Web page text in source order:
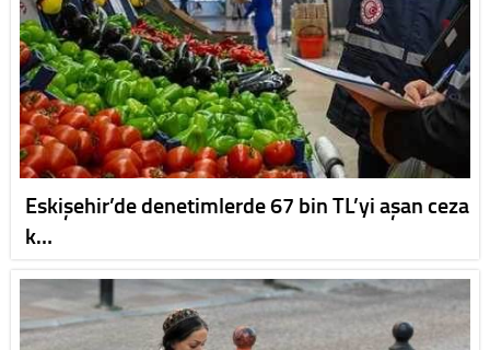
Eskişehir’de denetimlerde 67 bin TL’yi aşan ceza
k…